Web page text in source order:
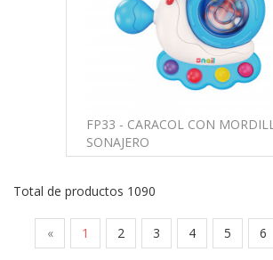
FP33 - CARACOL CON
SONAJERO
Total de productos 1090
« 1 2 3 4 5 6